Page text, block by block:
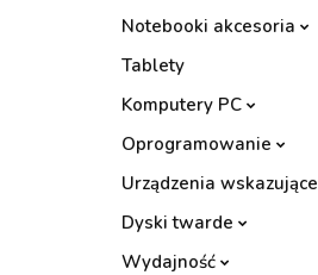
Notebooki akcesoria
Tablety
Komputery PC
Oprogramowanie
Urządzenia wskazujące
Dyski twarde
Wydajność